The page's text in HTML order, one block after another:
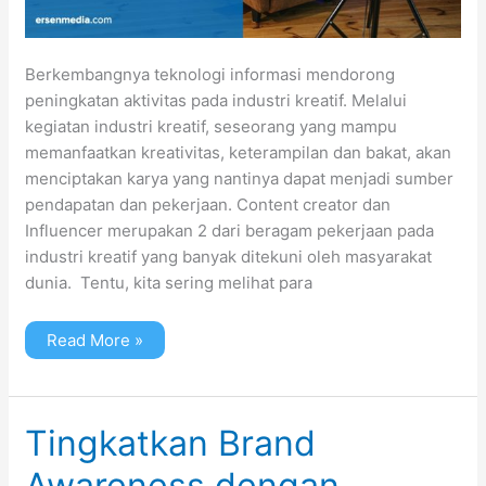
Berkembangnya teknologi informasi mendorong
peningkatan aktivitas pada industri kreatif. Melalui
kegiatan industri kreatif, seseorang yang mampu
memanfaatkan kreativitas, keterampilan dan bakat, akan
menciptakan karya yang nantinya dapat menjadi sumber
pendapatan dan pekerjaan. Content creator dan
Influencer merupakan 2 dari beragam pekerjaan pada
industri kreatif yang banyak ditekuni oleh masyarakat
dunia. Tentu, kita sering melihat para
Read More »
Tingkatkan Brand
Tingkatkan
Brand
Awareness
dengan